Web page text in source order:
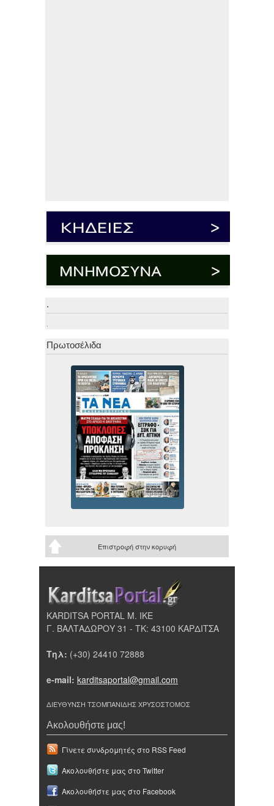
.
.
Πρωτοσέλιδα
Επιστροφή στην κορυφή
KARDITSA PORTAL Μ. ΙΚΕ
Γ. ΒΑΛΤΑΔΩΡΟΥ 31 - ΤΚ: 43100 ΚΑΡΔΙΤΣΑ
Τηλ: (+30) 24410 72888
e-mail: karditsaportal@gmail.com
ΔΙΕΥΘΥΝΣΗ ΤΣΟΜΠΑΝΙΔΗΣ ΧΡΥΣΟΣΤΟΜΟΣ
Ακολουθήστε μας!
Γίνετε συνδρομητές στο RSS Feed
Ακολουθήστε μας στο Twitter
Ακολουθήστε μας στο Facebook